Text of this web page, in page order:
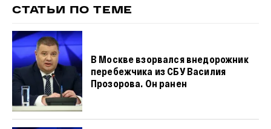
СТАТЬИ ПО ТЕМЕ
В Москве взорвался внедорожник
перебежчика из СБУ Василия
Прозорова. Он ранен